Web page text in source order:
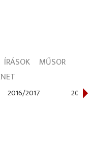
ÍRÁSOK
MŰSOR
2016/2017 2015/